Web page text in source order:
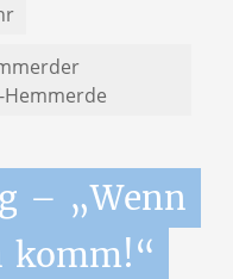
Hemmerde
– „Wenn
komm!“